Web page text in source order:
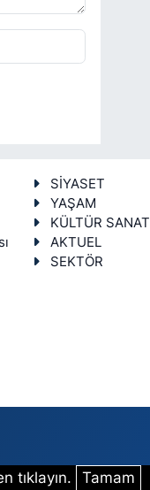
SİYASET
YAŞAM
KÜLTÜR SANAT
AKTUEL
SEKTÖR
tıklayın. Tamam